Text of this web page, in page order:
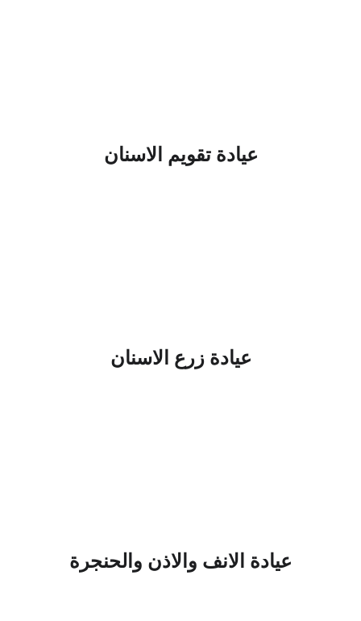
عيادة تقويم الاسنان
عيادة زرع الاسنان
عيادة الانف والاذن والحنجرة